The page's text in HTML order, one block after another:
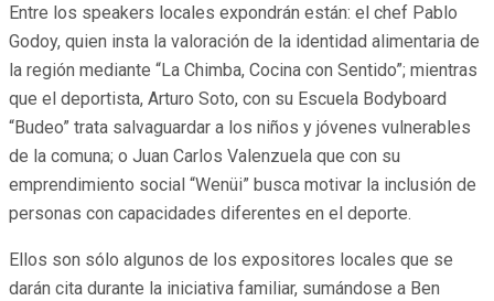
Entre los speakers locales expondrán están: el chef Pablo
Godoy, quien insta la valoración de la identidad alimentaria de
la región mediante “La Chimba, Cocina con Sentido”; mientras
que el deportista, Arturo Soto, con su Escuela Bodyboard
“Budeo” trata salvaguardar a los niños y jóvenes vulnerables
de la comuna; o Juan Carlos Valenzuela que con su
emprendimiento social “Wenüi” busca motivar la inclusión de
personas con capacidades diferentes en el deporte.
Ellos son sólo algunos de los expositores locales que se
darán cita durante la iniciativa familiar, sumándose a Ben